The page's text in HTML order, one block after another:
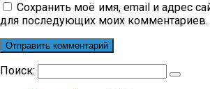
Сохранить моё имя, email и адрес
для последующих моих комментариев.
Поиск: